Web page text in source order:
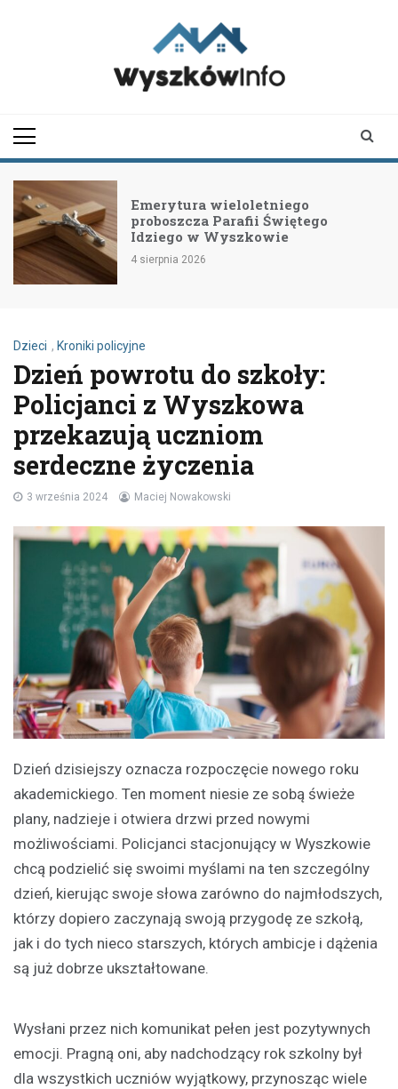
Emerytura wieloletniego
proboszcza Parafii Świętego
Idziego w Wyszkowie
4 sierpnia 2026
Dzieci , Kroniki policyjne
Dzień powrotu do szkoły:
Policjanci z Wyszkowa
przekazują uczniom
serdeczne życzenia
3 września 2024 Maciej Nowakowski
Dzień dzisiejszy oznacza rozpoczęcie nowego roku
akademickiego. Ten moment niesie ze sobą świeże
plany, nadzieje i otwiera drzwi przed nowymi
możliwościami. Policjanci stacjonujący w Wyszkowie
chcą podzielić się swoimi myślami na ten szczególny
dzień, kierując swoje słowa zarówno do najmłodszych,
którzy dopiero zaczynają swoją przygodę ze szkołą,
jak i do tych nieco starszych, których ambicje i dążenia
są już dobrze ukształtowane.
Wysłani przez nich komunikat pełen jest pozytywnych
emocji. Pragną oni, aby nadchodzący rok szkolny był
dla wszystkich uczniów wyjątkowy, przynosząc wiele